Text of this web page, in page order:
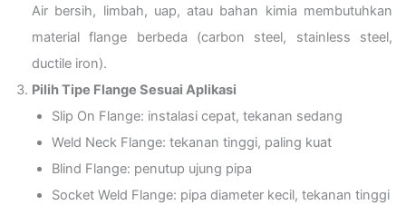
Air bersih, limbah, uap, atau bahan kimia membutuhkan
material flange berbeda (carbon steel, stainless steel,
ductile iron).
Pilih Tipe Flange Sesuai Aplikasi
Slip On Flange: instalasi cepat, tekanan sedang
Weld Neck Flange: tekanan tinggi, paling kuat
Blind Flange: penutup ujung pipa
Socket Weld Flange: pipa diameter kecil, tekanan tinggi